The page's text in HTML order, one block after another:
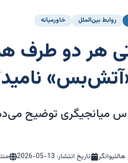
روابط بین‌الملل خاورمیانه
هر دو طرف
میانجیگری توضیح
تاریخ انتشار: 2026-05-13